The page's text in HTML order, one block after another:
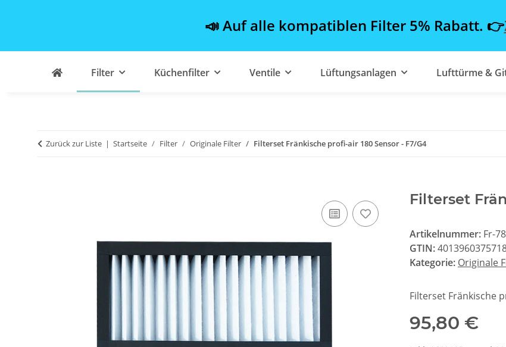
📣 Auf alle kompatiblen Filter 5% Rabatt. 👉
Filter Küchenfilter Ventile Lüftungsanlagen Lufttürme &
Zurück zur Liste Startseite Filter Originale Filter Filterset Fränkische profi-air 180 Sensor - F7/G4
Filterset
Artikelnummer: Fr-
GTIN:
Kategorie: Originale
Filterset Fränkische
95,80 €